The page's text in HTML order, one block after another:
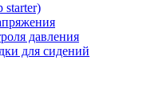
starter)
давления
для сидений